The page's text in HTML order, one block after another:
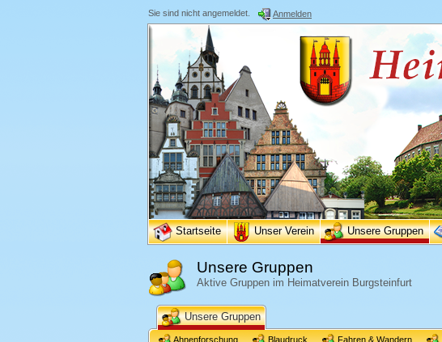
Sie sind nicht angemeldet. Anmelden
Startseite Unser Verein Unsere Gruppen
Unsere Gruppen
Aktive Gruppen im Heimatverein Burgsteinfurt
Unsere Gruppen
Ahnenforschung Blaudruck Fahren & Wandern